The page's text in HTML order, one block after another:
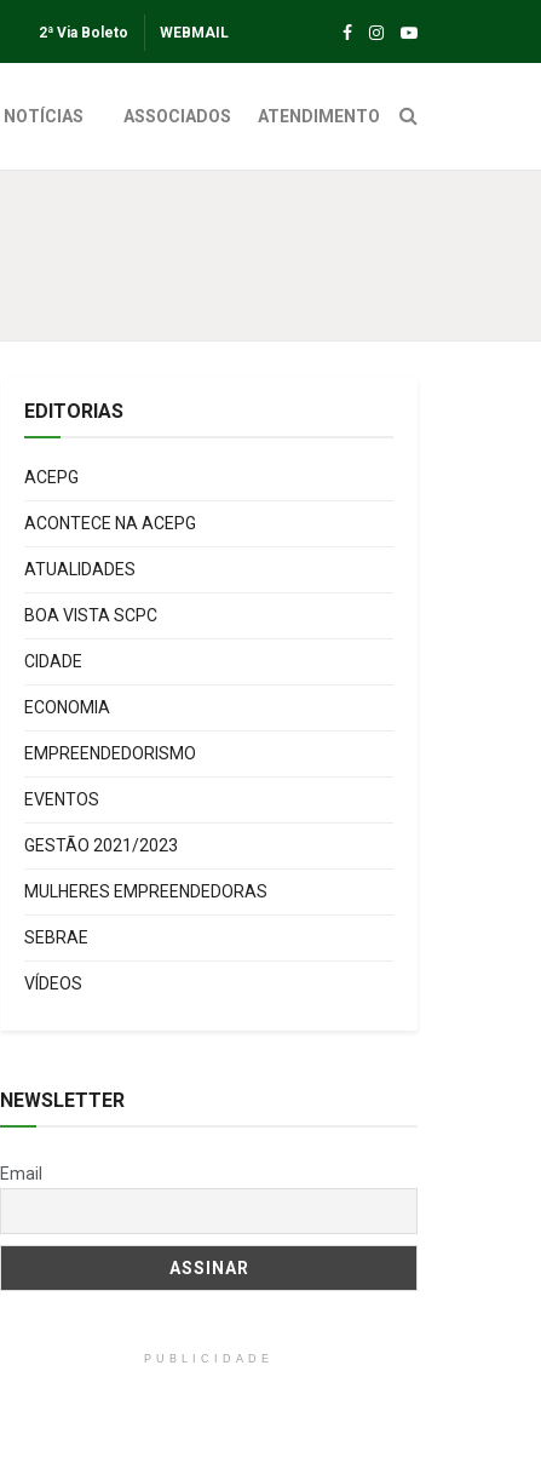
2ª Via Boleto WEBMAIL
NOTÍCIAS ASSOCIADOS ATENDIMENTO
EDITORIAS
ACEPG
ACONTECE NA ACEPG
ATUALIDADES
BOA VISTA SCPC
CIDADE
ECONOMIA
EMPREENDEDORISMO
EVENTOS
GESTÃO 2021/2023
MULHERES EMPREENDEDORAS
SEBRAE
VÍDEOS
NEWSLETTER
Email
PUBLICIDADE